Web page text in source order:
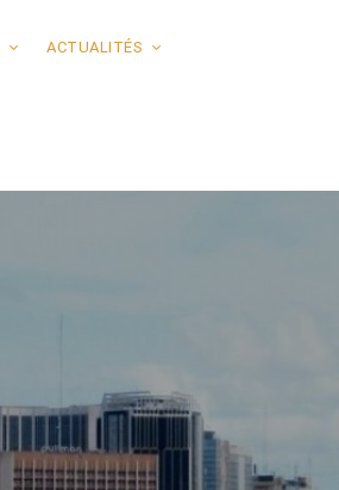
ACTUALITÉS